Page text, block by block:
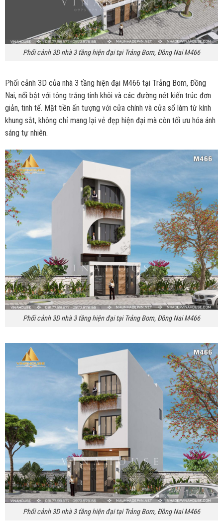
Phối cảnh 3D nhà 3 tầng hiện đại tại Trảng Bom, Đồng Nai M466
Phối cảnh 3D của nhà 3 tầng hiện đại M466 tại Trảng Bom, Đồng
Nai, nổi bật với tông trắng tinh khôi và các đường nét kiến trúc đơn
giản, tinh tế. Mặt tiền ấn tượng với cửa chính và cửa sổ làm từ kính
khung sắt, không chỉ mang lại vẻ đẹp hiện đại mà còn tối ưu hóa ánh
sáng tự nhiên.
Phối cảnh 3D nhà 3 tầng hiện đại tại Trảng Bom, Đồng Nai M466
Phối cảnh 3D nhà 3 tầng hiện đại tại Trảng Bom, Đồng Nai M466